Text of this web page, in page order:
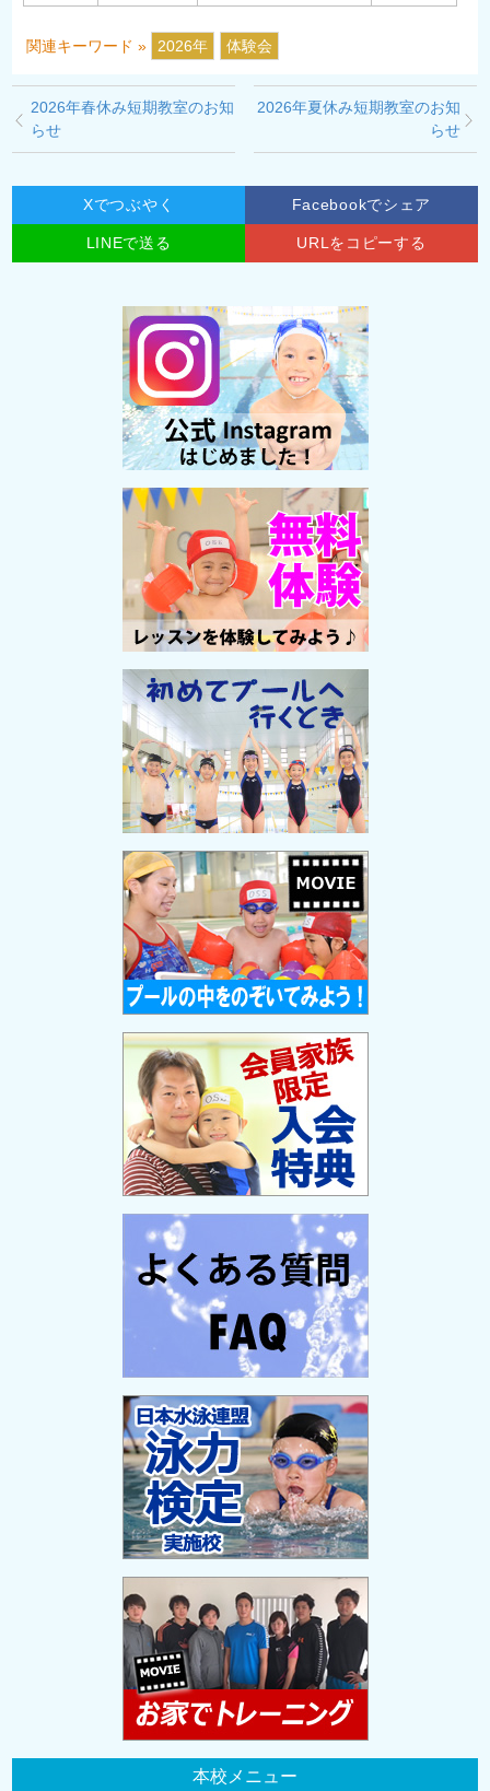
関連キーワード » 2026年 体験会
2026年春休み短期教室のお知
らせ
2026年夏休み短期教室のお知
らせ
Xでつぶやく Facebookでシェア
LINEで送る URLをコピーする
本校メニュー